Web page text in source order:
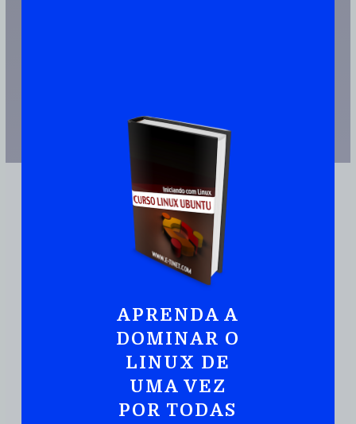
JUNTE-SE A MAIS DE 110.000 PESSOAS QUE JÁ TEM UMA CÓPIA
IniciandoCom Linux De Maneira
Prática E Rápida
DOWNLOAD DO EBOOK
APRENDA A
DOMINAR O
LINUX DE
UMA VEZ
POR TODAS